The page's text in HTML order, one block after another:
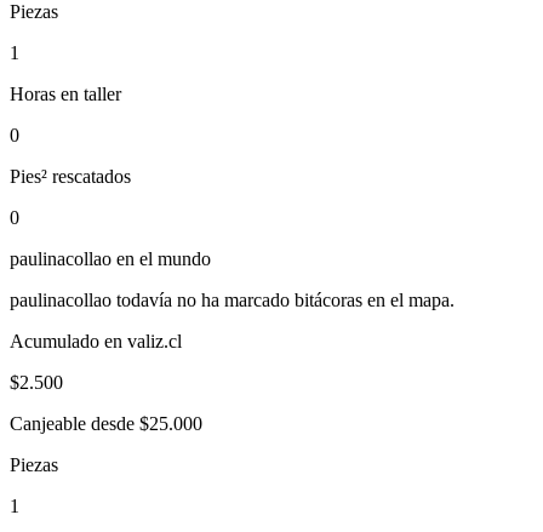
Piezas
1
Horas en taller
0
Pies² rescatados
0
paulinacollao en el mundo
paulinacollao todavía no ha marcado bitácoras en el mapa.
Acumulado en valiz.cl
$2.500
Canjeable desde $25.000
Piezas
1